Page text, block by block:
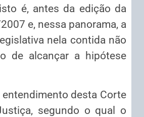
é, antes da edição da
e, nessa panorama, a
nela contida não
de alcançar a hipótese
desta Corte
segundo o qual o